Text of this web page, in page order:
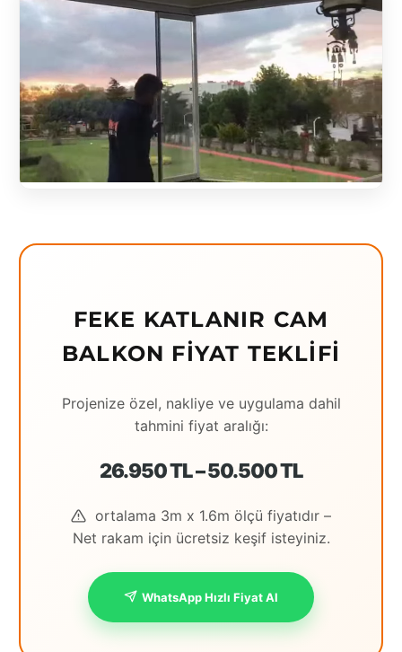
FEKE KATLANIR CAM
BALKON FIYAT TEKLIFI
Projenize özel, nakliye ve uygulama dahil
tahmini fiyat aralığı:
26.950 TL – 50.500 TL
ortalama 3m x 1.6m ölçü fiyatıdır –
Net rakam için ücretsiz keşif isteyiniz.
WhatsApp Hızlı Fiyat Al
București
Bulgaristan
Bursa
Çanakkale
Çekya
Erzincan
Eskişehir
Hatay
İstanbul
İstanbul